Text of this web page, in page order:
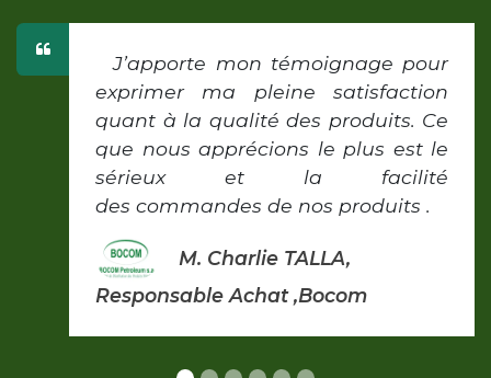
J’apporte mon témoignage pour
exprimer ma pleine satisfaction
quant à la qualité des produits. Ce
que nous apprécions le plus est le
sérieux et la facilité
des commandes de nos produits .
M. Charlie TALLA,
Responsable Achat ,Bocom